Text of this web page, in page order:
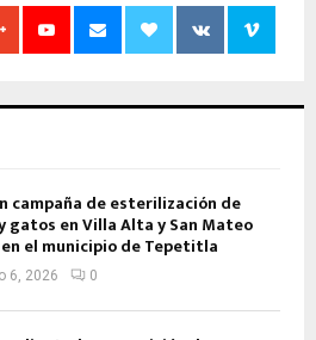
campaña de esterilización de
gatos en Villa Alta y San Mateo
el municipio de Tepetitla
6, 2026 0